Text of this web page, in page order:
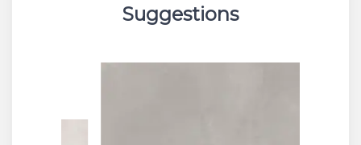
Suggestions